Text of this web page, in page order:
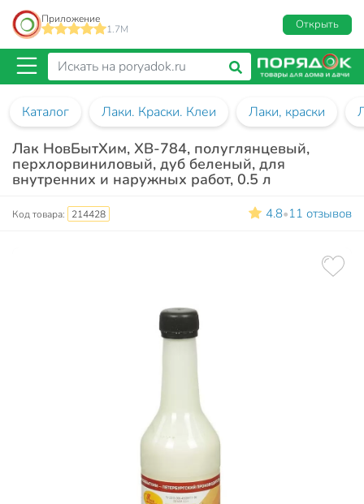
Приложение
1.7M
Открыть
Каталог Лаки. Краски. Клеи Лаки, краски
Лак НовБытХим, ХВ-784, полуглянцевый,
перхлорвиниловый, дуб беленый, для
внутренних и наружных работ, 0.5 л
Код товара: 214428 4.8•11 отзывов